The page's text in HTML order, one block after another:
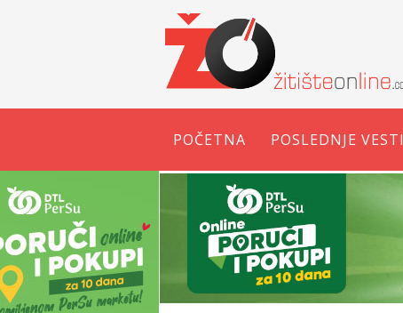
POČETNA POSLEDNJE VESTI